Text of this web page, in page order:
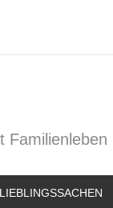
Familienleben
LIEBLINGSSACHEN